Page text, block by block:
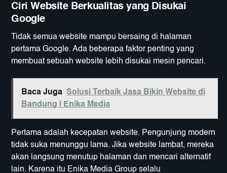
Ciri Website Berkualitas yang Disukai
Google
Tidak semua website mampu bersaing di halaman
pertama Google. Ada beberapa faktor penting yang
membuat sebuah website lebih disukai mesin pencari.
Baca Juga Solusi Terbaik Jasa Bikin Website di
Bandung | Enika Media
Pertama adalah kecepatan website. Pengunjung modern
tidak suka menunggu lama. Jika website lambat, mereka
akan langsung menutup halaman dan mencari alternatif
lain. Karena itu Enika Media Group selalu